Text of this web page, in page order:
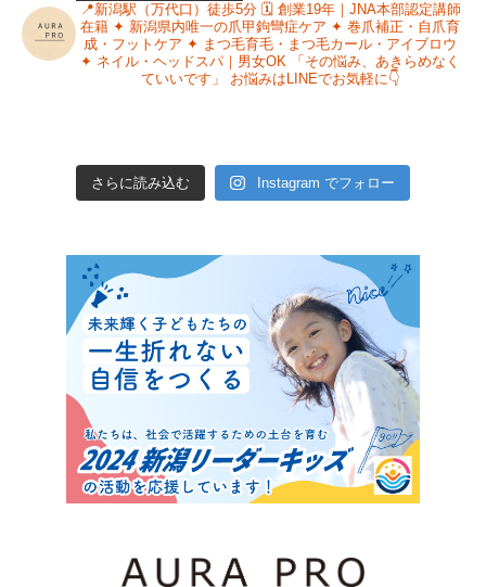
📍新潟駅（万代口）徒歩5分🗓 創業19年｜JNA本部認定講師
在籍 ✦ 新潟県内唯一の爪甲鉤彎症ケア ✦ 巻爪補正・自爪育
成・フットケア ✦ まつ毛育毛・まつ毛カール・アイブロウ
✦ ネイル・ヘッドスパ｜男女OK 「その悩み、あきらめなく
ていいです」
お悩みはLINEでお気軽に👇
さらに読み込む Instagram でフォロー